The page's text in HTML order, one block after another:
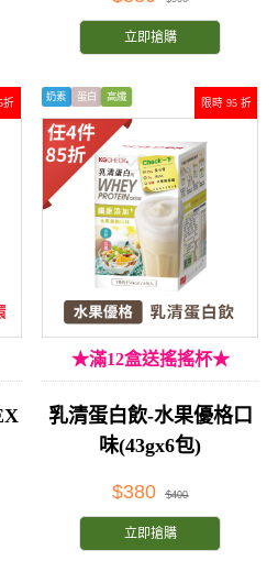
立即搶購
折 限時 95 折
奶素 蛋白 高纖
★滿12盒送搖搖杯★
乳清蛋白飲-水果優格口
味(43gx6包)
$380 $400
立即搶購